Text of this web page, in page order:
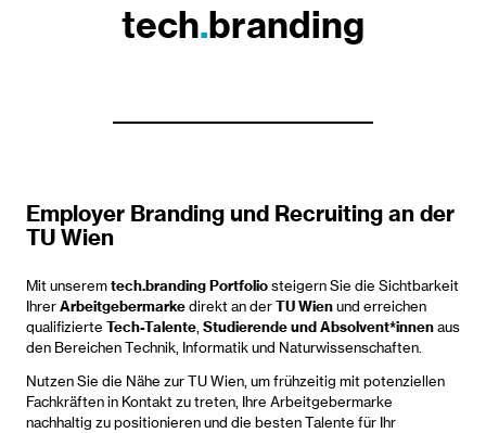
tech.branding
Employer Branding und Recruiting an der
TU Wien
Mit unseremtech.branding Portfoliosteigern Sie die Sichtbarkeit
IhrerArbeitgebermarkedirekt an derTU Wienund erreichen
qualifizierte Tech-Talente Studierende und Absolvent*innenaus
den Bereichen Technik, Informatik und Naturwissenschaften.
Nutzen Sie die Nähe zur TU Wien, um frühzeitig mit potenziellen
Fachkräften in Kontakt zu treten, Ihre Arbeitgebermarke
nachhaltig zu positionieren und die besten Talente für Ihr